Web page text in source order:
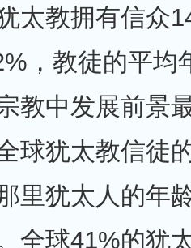
太教拥有信众
，教徒的平均
教中发展前景
球犹太教信徒
里犹太人的年
全球41%的犹